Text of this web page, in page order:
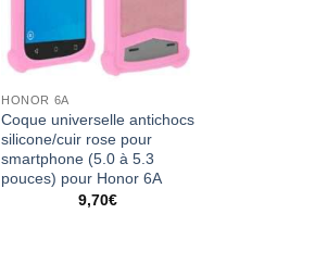
HONOR 6A
Coque universelle antichocs
silicone/cuir rose pour
smartphone (5.0 à 5.3
pouces) pour Honor 6A
9,70€